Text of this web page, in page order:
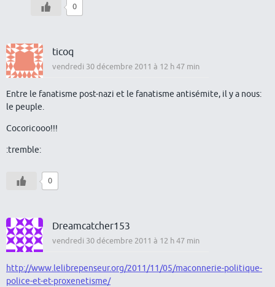
0
ticoq
vendredi 30 décembre 2011 à 12 h 47 min
Entre le fanatisme post-nazi et le fanatisme antisémite, il y a nous:
le peuple.
Cocoricooo!!!
:tremble:
0
Dreamcatcher153
vendredi 30 décembre 2011 à 12 h 47 min
http://www.lelibrepenseur.org/2011/11/05/maconnerie-politique-
police-et-et-proxenetisme/